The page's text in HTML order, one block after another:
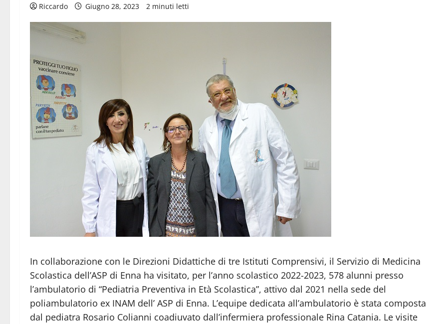
Riccardo Giugno 28, 2023 2 minuti letti
In collaborazione con le Direzioni Didattiche di tre Istituti Comprensivi, il Servizio di Medicina
Scolastica dell’ASP di Enna ha visitato, per l’anno scolastico 2022-2023, 578 alunni presso
l’ambulatorio di “Pediatria Preventiva in Età Scolastica”, attivo dal 2021 nella sede del
poliambulatorio ex INAM dell’ ASP di Enna. L’equipe dedicata all’ambulatorio è stata composta
dal pediatra Rosario Colianni coadiuvato dall’infermiera professionale Rina Catania. Le visite